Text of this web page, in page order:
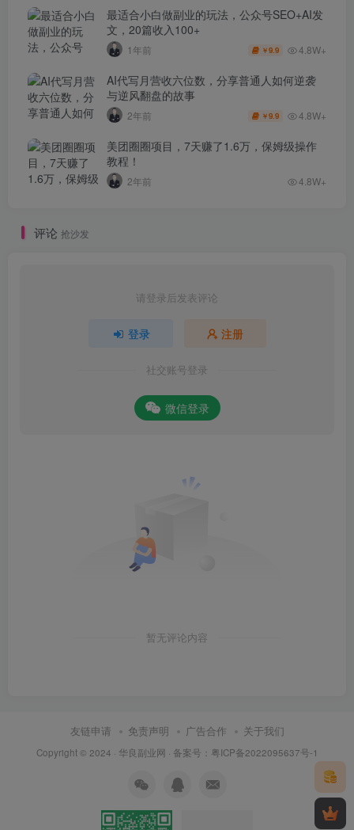
最适合小白做副业的玩法，公众号SEO+AI发
文，20篇收入100+
1年前 ￥9.9 4.8W+
AI代写月营收六位数，分享普通人如何逆袭
与逆风翻盘的故事
2年前 ￥9.9 4.8W+
美团圈圈项目，7天赚了1.6万，保姆级操作
教程！
2年前 4.8W+
评论 抢沙发
请登录后发表评论
登录 注册
社交账号登录
微信登录
暂无评论内容
友链申请 免责声明 广告合作 关于我们
Copyright © 2024 · 华良副业网 · 备案号： 粤ICP备2022095637号-1